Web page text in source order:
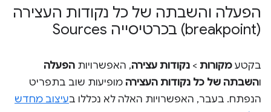
הפעלה והשבתה של כל נקודות העצירה
(breakpoint) בכרטיסייה Sources
בקטע מקורות > נקודות עצירה, האפשרויות הפעלה
והשבתה של כל נקודות העצירה מופיעות שוב בתפריט
הנפתח. בעבר, האפשרויות האלה לא נכללו בעיצוב מחדש